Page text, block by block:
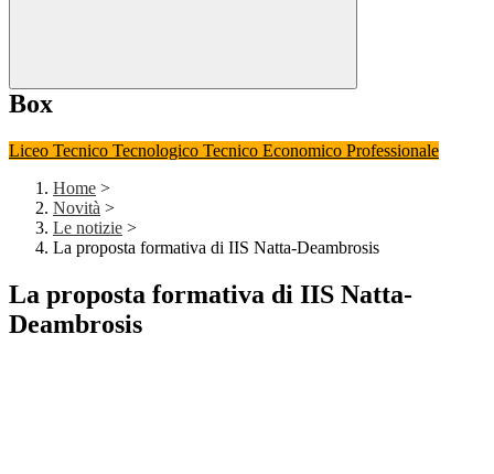
Box
Liceo Tecnico Tecnologico Tecnico Economico Professionale
Home >
Novità >
Le notizie >
La proposta formativa di IIS Natta-Deambrosis
La proposta formativa di IIS Natta-
Deambrosis